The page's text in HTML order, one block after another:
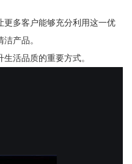
更多客户能够充分利用这一优
产品。
活品质的重要方式。